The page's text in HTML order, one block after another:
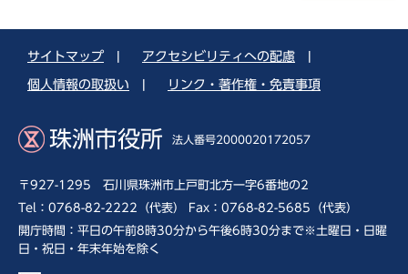
サイトマップ アクセシビリティへの配慮
個人情報の取扱い リンク・著作権・免責事項
珠洲市役所 法人番号2000020172057
〒927-1295 石川県珠洲市上戸町北方一字6番地の2
Tel：0768-82-2222（代表） Fax：0768-82-5685（代表）
開庁時間：平日の午前8時30分から午後6時30分まで※土曜日・日曜
日・祝日・年末年始を除く